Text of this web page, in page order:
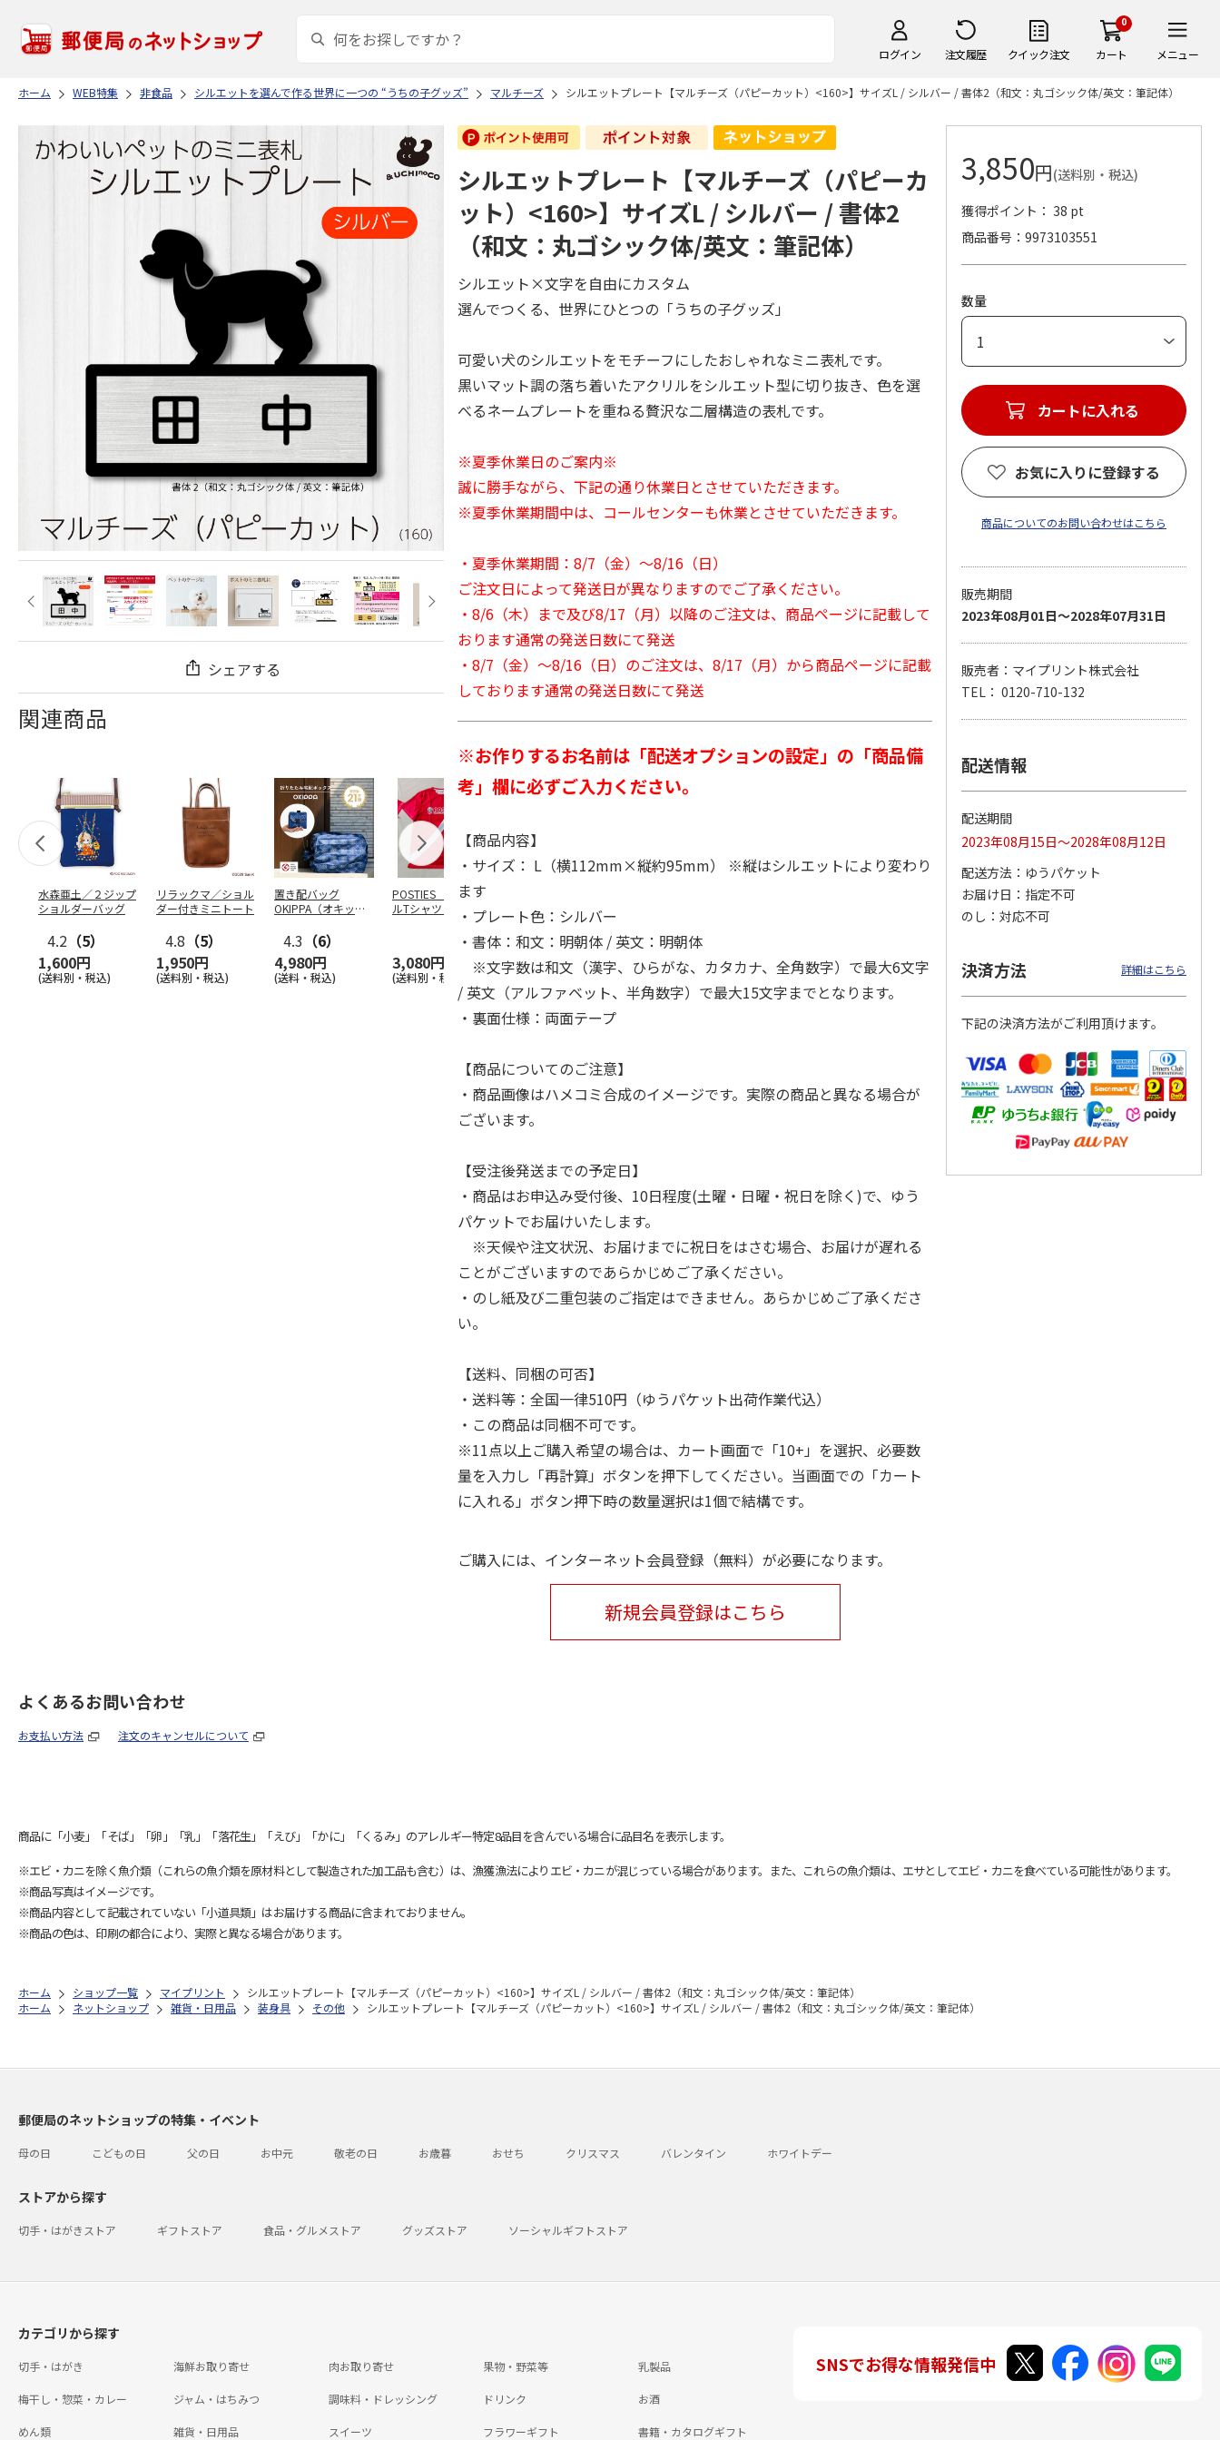
ログイン 注文履歴 クイック注文
0
カート メニュー
ホーム WEB特集 非食品 シルエットを選んで作る世界に一つの “うちの子グッズ” マルチーズ シルエットプレート【マルチーズ（パピーカット）<160>】サイズL / シルバー / 書体2（和文：丸ゴシック体/英文：筆記体）
シェアする
関連商品
水森亜土／２ジップ
ショルダーバッグ
4.2 （5）
1,600円
(送料別・税込)
リラックマ／ショル
ダー付きミニトート
4.8 （5）
1,950円
(送料別・税込)
置き配バッグ
OKIPPA（オキッ
4.3 （6）
4,980円
(送料・税込)
POSTIES オリジナ
ルTシャツ Sサイズ
3,080円
(送料別・税込)
奇妙な冒険 黄金の
風』CITY POP…
5.0（3）
4,939円
(送料別・税込)
4.5 （6）
1,760円
(送料別・税込)
3,839円
(送料別・税込)
4,400円
(送料別・税込)
『ジョジョの奇妙な
冒険 スターダスト
クルセイダース』
3,300円
(送料別・税込)
3,300円
(送料別・税込)
シルエットプレート【マルチーズ（パピーカ
ット）<160>】サイズL / シルバー / 書体2
（和文：丸ゴシック体/英文：筆記体）
シルエット×文字を自由にカスタム
選んでつくる、世界にひとつの「うちの子グッズ」
可愛い犬のシルエットをモチーフにしたおしゃれなミニ表札です。
黒いマット調の落ち着いたアクリルをシルエット型に切り抜き、色を選
べるネームプレートを重ねる贅沢な二層構造の表札です。
※夏季休業日のご案内※
誠に勝手ながら、下記の通り休業日とさせていただきます。
※夏季休業期間中は、コールセンターも休業とさせていただきます。
・夏季休業期間：8/7（金）～8/16（日）
ご注文日によって発送日が異なりますのでご了承ください。
・8/6（木）まで及び8/17（月）以降のご注文は、商品ページに記載して
おります通常の発送日数にて発送
・8/7（金）～8/16（日）のご注文は、8/17（月）から商品ページに記載
しております通常の発送日数にて発送
※お作りするお名前は「配送オプションの設定」の「商品備
考」欄に必ずご入力ください。
【商品内容】
・サイズ： L（横112mm×縦約95mm） ※縦はシルエットにより変わり
ます
・プレート色：シルバー
・書体：和文：明朝体 / 英文：明朝体
※文字数は和文（漢字、ひらがな、カタカナ、全角数字）で最大6文字
/ 英文（アルファベット、半角数字）で最大15文字までとなります。
・裏面仕様：両面テープ
【商品についてのご注意】
・商品画像はハメコミ合成のイメージです。実際の商品と異なる場合が
ございます。
【受注後発送までの予定日】
・商品はお申込み受付後、10日程度(土曜・日曜・祝日を除く)で、ゆう
パケットでお届けいたします。
※天候や注文状況、お届けまでに祝日をはさむ場合、お届けが遅れる
ことがございますのであらかじめご了承ください。
・のし紙及び二重包装のご指定はできません。あらかじめご了承くださ
い。
【送料、同梱の可否】
・送料等：全国一律510円（ゆうパケット出荷作業代込）
・この商品は同梱不可です。
※11点以上ご購入希望の場合は、カート画面で「10+」を選択、必要数
量を入力し「再計算」ボタンを押下してください。当画面での「カート
に入れる」ボタン押下時の数量選択は1個で結構です。
ご購入には、インターネット会員登録（無料）が必要になります。
新規会員登録はこちら
3,850円(送料別・税込)
獲得ポイント： 38 pt
商品番号
9973103551
数量
カートに入れる
お気に入りに登録する
商品についてのお問い合わせはこちら
販売期間
2023年08月01日～2028年07月31日
販売者：マイプリント株式会社
TEL： 0120-710-132
配送情報
配送期間
2023年08月15日～2028年08月12日
配送方法
ゆうパケット
お届け日
指定不可
のし
対応不可
決済方法 詳細はこちら
下記の決済方法がご利用頂けます。
よくあるお問い合わせ
お支払い方法 注文のキャンセルについて
商品に「小麦」「そば」「卵」「乳」「落花生」「えび」「かに」「くるみ」のアレルギー特定8品目を含んでいる場合に品目名を表示します。
※エビ・カニを除く魚介類（これらの魚介類を原材料として製造された加工品も含む）は、漁獲漁法によりエビ・カニが混じっている場合があります。また、これらの魚介類は、エサとしてエビ・カニを食べている可能性があります。
※商品写真はイメージです。
※商品内容として記載されていない「小道具類」はお届けする商品に含まれておりません。
※商品の色は、印刷の都合により、実際と異なる場合があります。
ホーム ショップ一覧 マイプリント
シルエットプレート【マルチーズ（パピーカット）<160>】サイズL / シルバー / 書体2（和文：丸ゴシック体/英文：筆記体）
ホーム
ネットショップ 雑貨・日用品 装身具 その他 シルエットプレート【マルチーズ（パピーカット）<160>】サイズL / シルバー / 書体2（和文：丸ゴシック体/英文：筆記体）
郵便局のネットショップの特集・イベント
母の日 こどもの日 父の日 お中元 敬老の日 お歳暮 おせち クリスマス バレンタイン ホワイトデー
ストアから探す
切手・はがきストア ギフトストア 食品・グルメストア グッズストア ソーシャルギフトストア
カテゴリから探す
切手・はがき 海鮮お取り寄せ 肉お取り寄せ 果物・野菜等 乳製品
梅干し・惣菜・カレー ジャム・はちみつ 調味料・ドレッシング ドリンク お酒
めん類 雑貨・日用品 スイーツ フラワーギフト 書籍・カタログギフト
SNSでお得な情報発信中